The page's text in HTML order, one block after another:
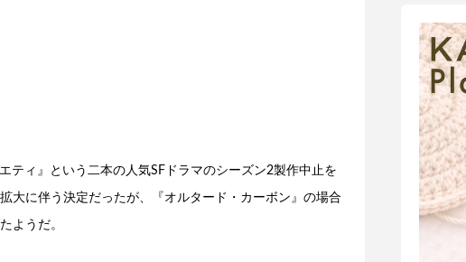
ティ』という二本の人気SFドラマのシーズン2製作中止を
大に伴う決定だったが、『オルタード・カーボン』の場合
ようだ。